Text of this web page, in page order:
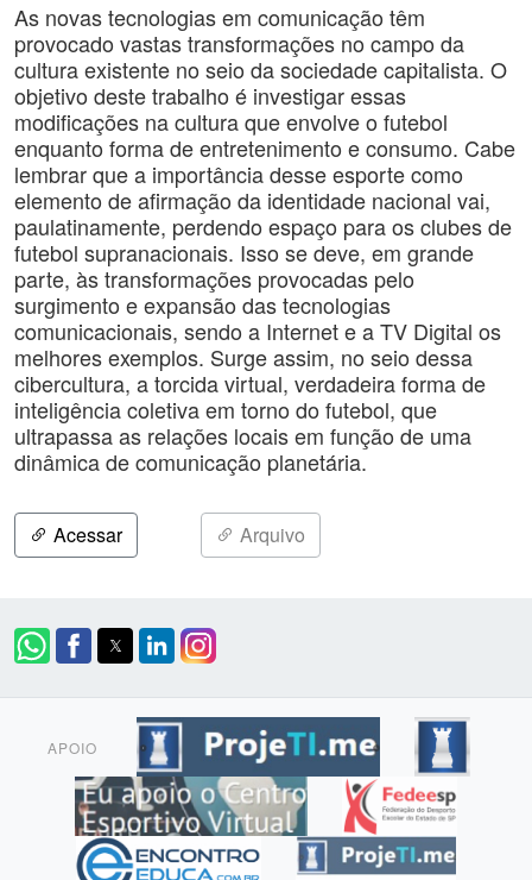
As novas tecnologias em comunicação têm
provocado vastas transformações no campo da
cultura existente no seio da sociedade capitalista. O
objetivo deste trabalho é investigar essas
modificações na cultura que envolve o futebol
enquanto forma de entretenimento e consumo. Cabe
lembrar que a importância desse esporte como
elemento de afirmação da identidade nacional vai,
paulatinamente, perdendo espaço para os clubes de
futebol supranacionais. Isso se deve, em grande
parte, às transformações provocadas pelo
surgimento e expansão das tecnologias
comunicacionais, sendo a Internet e a TV Digital os
melhores exemplos. Surge assim, no seio dessa
cibercultura, a torcida virtual, verdadeira forma de
inteligência coletiva em torno do futebol, que
ultrapassa as relações locais em função de uma
dinâmica de comunicação planetária.
Acessar Arquivo
APOIO